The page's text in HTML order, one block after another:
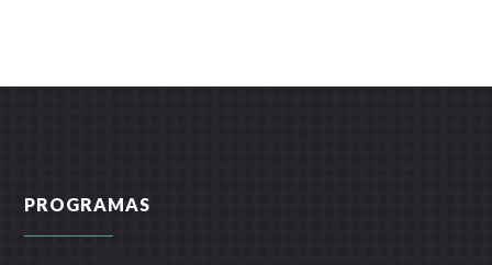
PROGRAMAS